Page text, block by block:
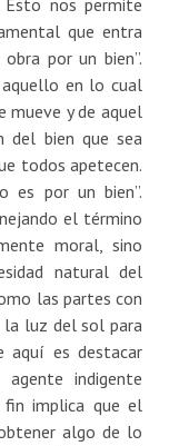
nos permite
que entra
por un bien”.
en lo cual
mueve y de aquel
del bien que sea
todos apetecen.
es por un bien”.
el término
moral, sino
natural del
las partes con
la luz del sol para
aquí es destacar
indigente
implica que el
algo de lo